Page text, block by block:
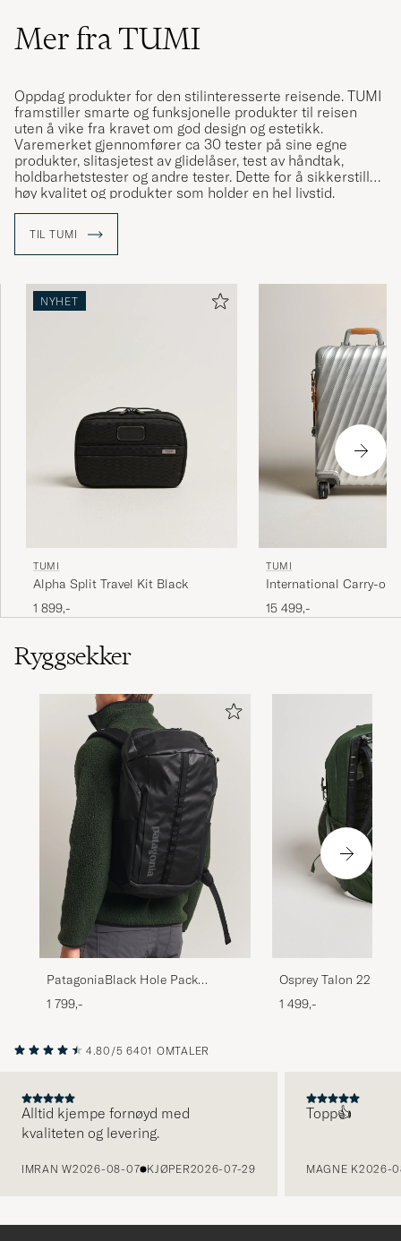
Mer fra TUMI
Oppdag produkter for den stilinteresserte reisende. TUMI
framstiller smarte og funksjonelle produkter til reisen
uten å vike fra kravet om god design og estetikk.
Varemerket gjennomfører ca 30 tester på sine egne
produkter, slitasjetest av glidelåser, test av håndtak,
holdbarhetstester og andre tester. Dette for å sikkerstille
høy kvalitet og produkter som holder en hel livstid.
Oppdag kofferter og bager som beskytter dine
kortere tur.
TIL TUMI
NYHET
TUMI
Alpha Split Travel Kit Black
1 899,-
TUMI
International Carry-on
Trolley Texture Silver
15 499,-
Ryggsekker
PatagoniaBlack Hole Pack
25LBlack
1 799,-
Osprey Talon 22
1 499,-
4.80/5 6401 OMTALER
Alltid kjempe fornøyd med
kvaliteten og levering.
IMRAN W2026-08-07 KJØPER2026-07-29
Topp👍
MAGNE K2026-